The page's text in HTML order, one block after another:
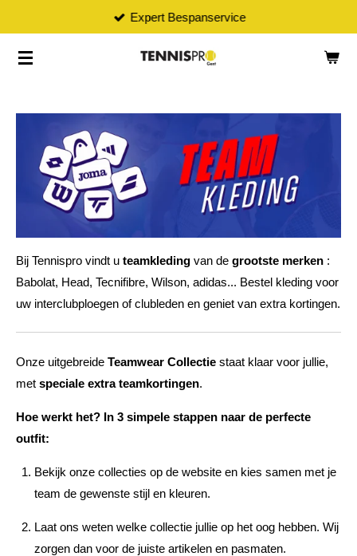
naar
Expert Bespanservice
Bij Tennispro vindt u teamkleding van de grootste merken :
Babolat, Head, Tecnifibre, Wilson, adidas... Bestel kleding voor
uw interclubploegen of clubleden en geniet van extra kortingen.
Onze uitgebreide Teamwear Collectie staat klaar voor jullie,
met speciale extra teamkortingen.
Hoe werkt het? In 3 simpele stappen naar de perfecte
outfit:
Bekijk onze collecties op de website en kies samen met je
team de gewenste stijl en kleuren.
Laat ons weten welke collectie jullie op het oog hebben. Wij
zorgen dan voor de juiste artikelen en pasmaten.